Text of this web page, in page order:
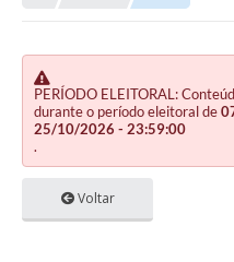
PERÍODO ELEITORAL:
durante o período eleitoral de
25/10/2026 - 23:59:00
.
Voltar